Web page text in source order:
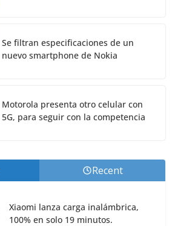
Se filtran especificaciones de un
nuevo smartphone de Nokia
Motorola presenta otro celular con
5G, para seguir con la competencia
Recent
Xiaomi lanza carga inalámbrica,
100% en solo 19 minutos.